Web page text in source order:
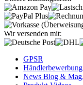
Wir versenden mit:
GPSR
Händlerbewerbung
News Blog & Mag.